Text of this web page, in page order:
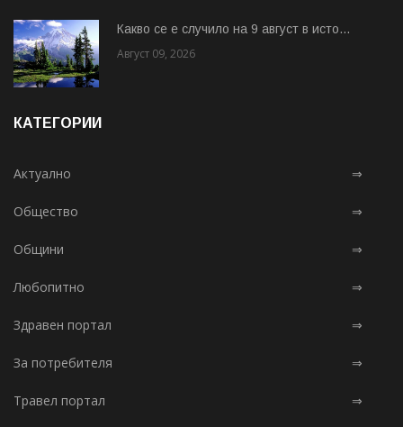
Какво се е случило на 9 август в исто...
Август 09, 2026
КАТЕГОРИИ
Актуално ⇒
Общество ⇒
Общини ⇒
Любопитно ⇒
Здравен портал ⇒
За потребителя ⇒
Травел портал ⇒